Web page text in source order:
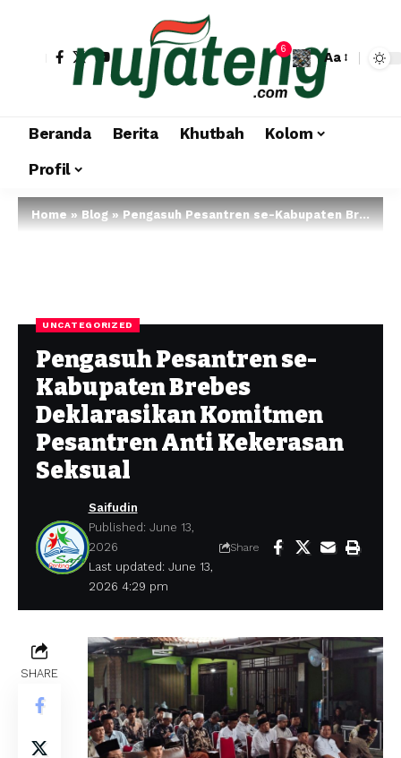
6
Aa
Beranda Berita Khutbah
Kolom
Profil
Home»Blog»Pengasuh Pesantren se-Kabupaten Brebes Deklarasikan Komitmen Pesantren Anti Kekerasan Seksual
UNCATEGORIZED
Pengasuh Pesantren se-
Kabupaten Brebes
Deklarasikan Komitmen
Pesantren Anti Kekerasan
Seksual
Last updated: June 13,
2026 4:29 pm
Saifudin
Published: June 13,
2026
Share
SHARE